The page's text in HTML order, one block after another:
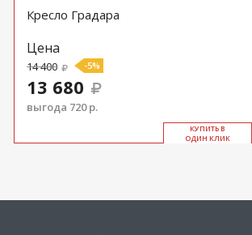
Кресло Градара
Цена
14 400 -5%
13 680
выгода 720 р.
КУ­ПИТЬ В
ОДИН КЛИК